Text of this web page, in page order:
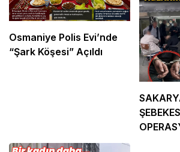
Osmaniye Polis Evi’nde
“Şark Köşesi” Açıldı